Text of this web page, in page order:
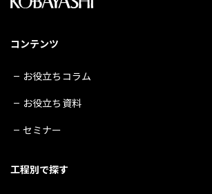
コンテンツ
お役立ちコラム
お役立ち資料
セミナー
工程別で探す